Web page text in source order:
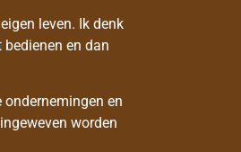
leven. Ik denk
en dan
en
worden